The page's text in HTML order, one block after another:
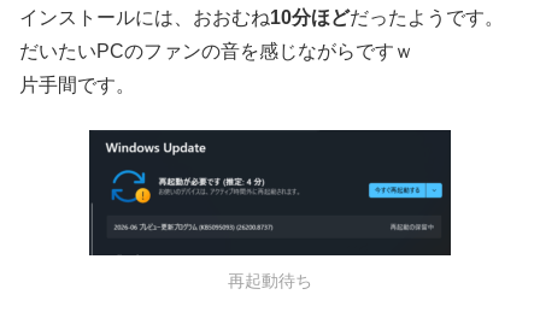
インストールには、おおむね10分ほどだったようです。
だいたいPCのファンの音を感じながらですｗ
片手間です。
再起動待ち